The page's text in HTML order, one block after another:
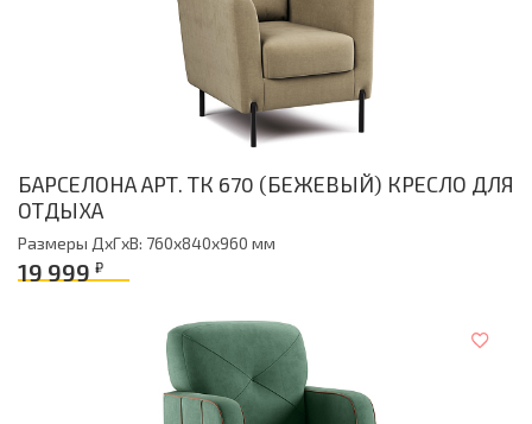
БАРСЕЛОНА АРТ. ТК 670 (БЕЖЕВЫЙ) КРЕСЛО ДЛЯ
ОТДЫХА
Размеры ДxГxВ: 760x840x960 мм
19 999₽